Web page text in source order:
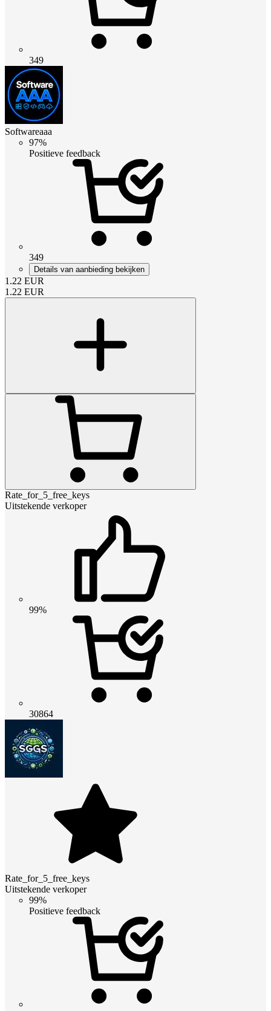
349
Softwareaaa
97%
Positieve feedback
349
Details van aanbieding bekijken
1.22 EUR
1.22 EUR
Rate_for_5_free_keys
Uitstekende verkoper
99%
30864
Rate_for_5_free_keys
Uitstekende verkoper
99%
Positieve feedback